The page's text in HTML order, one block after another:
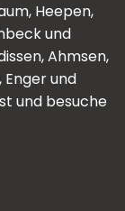
Heepen,
und
Ahmsen,
Enger und
und besuche